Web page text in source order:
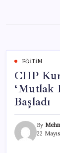
content
EĞITIM
CHP
‘Mutlak
Başladı
By
22